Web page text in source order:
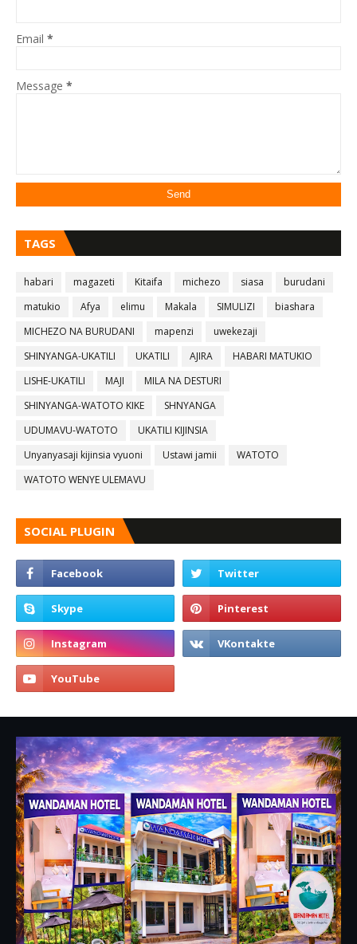
Email *
Message *
TAGS
habari magazeti Kitaifa michezo siasa
burudani
matukio
Afya elimu Makala SIMULIZI
biashara
MICHEZO NA BURUDANI
mapenzi
uwekezaji
SHINYANGA-UKATILI
UKATILI AJIRA
HABARI MATUKIO
LISHE-UKATILI
MAJI
MILA NA DESTURI
SHINYANGA-WATOTO KIKE
SHNYANGA
UDUMAVU-WATOTO
UKATILI KIJINSIA
Unyanyasaji kijinsia vyuoni
Ustawi jamii
WATOTO
WATOTO WENYE ULEMAVU
SOCIAL PLUGIN